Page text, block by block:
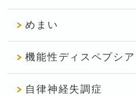
めまい
機能性ディスペプシア
自律神経失調症